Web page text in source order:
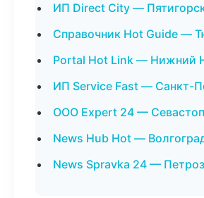
ИП Direct City —
Справочник Hot Guide —
Portal Hot Link — Нижний
ИП Service Fast — Санкт-
ООО Expert 24 —
News Hub Hot —
News Spravka 24 —